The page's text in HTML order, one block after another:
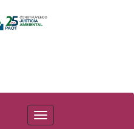
PAOT